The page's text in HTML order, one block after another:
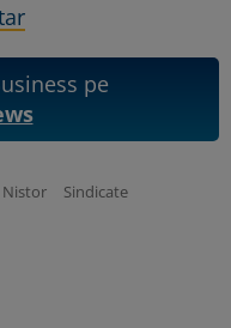
pe
Nistor Sindicate